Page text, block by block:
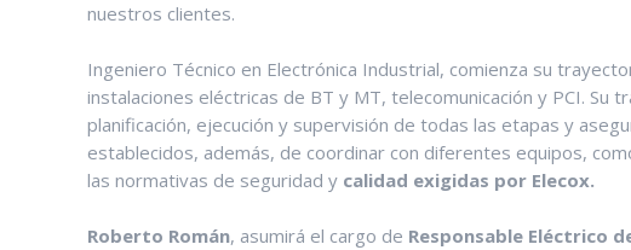
nuestros clientes.
Ingeniero Técnico en Electrónica Industrial, comienza su
instalaciones eléctricas de BT y MT, telecomunicación y PCI.
planificación, ejecución y supervisión de todas las etapas y
establecidos, además, de coordinar con diferentes equipos,
las normativas de seguridad y calidad exigidas por Elecox.
Roberto Román, asumirá el cargo de Responsable Eléctrico